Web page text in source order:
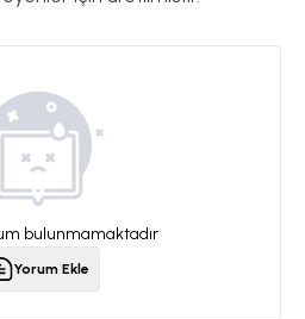
bulunmamaktadır
Yorum Ekle